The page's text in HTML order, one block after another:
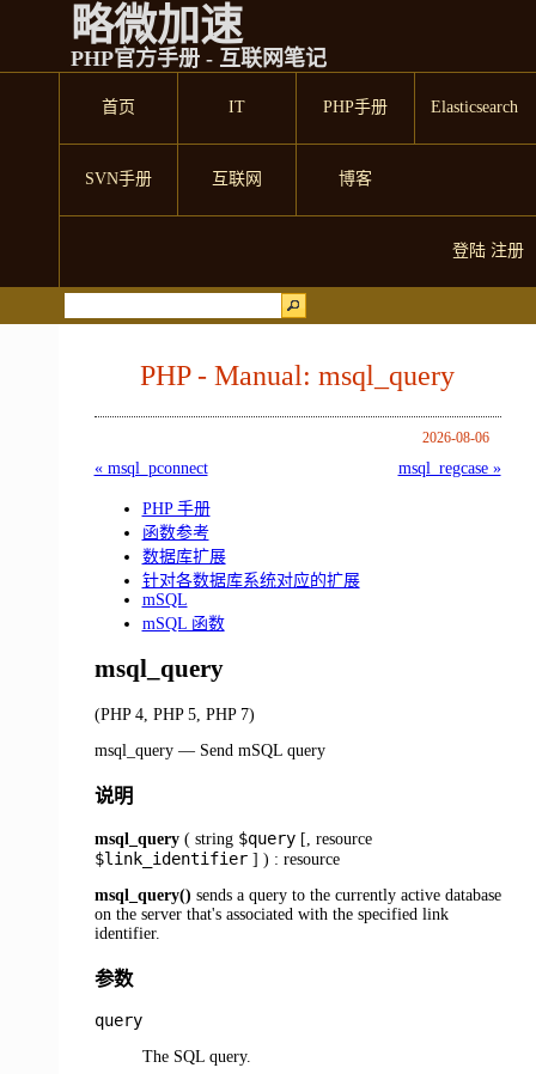
略微加速
PHP官方手册 - 互联网笔记
首页 IT PHP手册 Elasticsearch
SVN手册 互联网 博客
登陆 注册
PHP - Manual: msql_query
2026-08-06
msql_regcase »
« msql_pconnect
PHP 手册
函数参考
数据库扩展
针对各数据库系统对应的扩展
mSQL
mSQL 函数
msql_query
(PHP 4, PHP 5, PHP 7)
msql_query— Send mSQL query
说明
msql_query( string $query[, resource
$link_identifier] ) : resource
msql_query() sends a query to the currently active database
on the server that's associated with the specified link
identifier.
参数
query
The SQL query.